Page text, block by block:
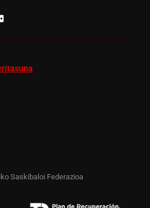
Saskibaloi Federazioa